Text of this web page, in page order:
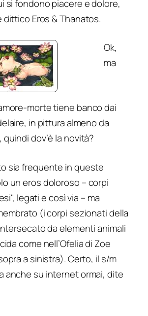
si fondono piacere e dolore,
dittico Eros & Thanatos.
Ok,
ma
morte tiene banco dai
in pittura almeno da
quindi dov’è la novità?
sia frequente in queste
un eros doloroso – corpi
legati e così via – ma
(i corpi sezionati della
da elementi animali
come nell’Ofelia di Zoe
a sinistra). Certo, il s/m
anche su internet ormai, dite